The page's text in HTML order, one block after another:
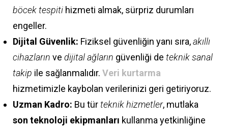
böcek tespiti hizmeti almak, sürpriz durumları
engeller.
Dijital Güvenlik: Fiziksel güvenliğin yanı sıra,akıllı
cihazların ve dijital ağların güvenliği de teknik sanal
takip ile sağlanmalıdır. Veri kurtarma
hizmetimizle kaybolan verilerinizi geri getiriyoruz.
Uzman Kadro: Bu türteknik hizmetler, mutlaka
son teknoloji ekipmanları kullanma yetkinliğine